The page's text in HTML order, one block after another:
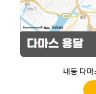
내동 다